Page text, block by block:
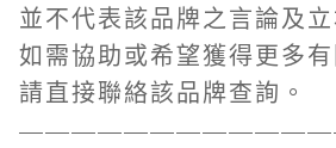
並不代表該品牌之言論及立
如需協助或希望獲得更多有
請直接聯絡該品牌查詢。